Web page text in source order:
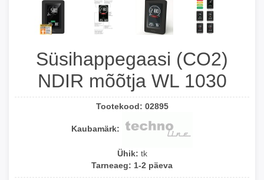
Süsihappegaasi (CO2)
NDIR mõõtja WL 1030
Tootekood: 02895
Kaubamärk:
Ühik: tk
Tarneaeg: 1-2 päeva